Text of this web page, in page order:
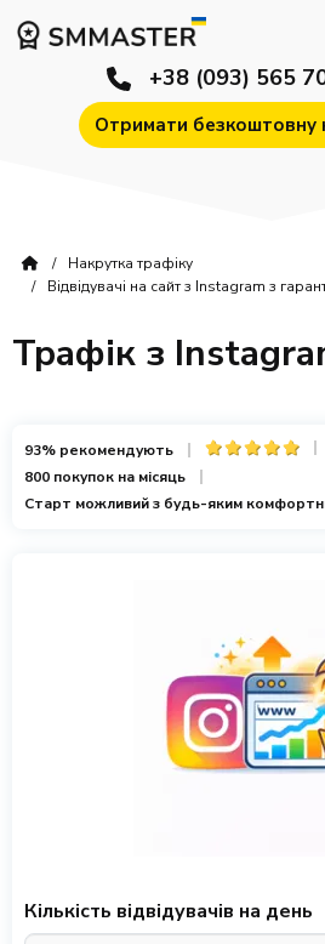
Отримати безкоштовну
+38 (093) 565
Накрутка трафіку
Відвідувачі на сайт з Instagram з
Трафік з
93% рекомендують
800 покупок на місяць
Старт можливий з будь-яким
Кількість відвідувачів на день